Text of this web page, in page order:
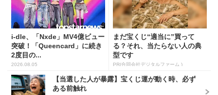
i-dle、「Nxde」MV4億ビュー
突破！「Queencard」に続き
2度目の...
2026.08.05
まだ宝くじ“適当に”買って
る？それ、当たらない人の典
型です
PR(合同会社デジタルファーム )
【当選した人が暴露】宝くじ運が動く時、必ず
ある前触れ